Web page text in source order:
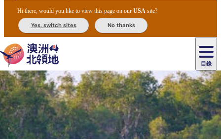
Hi there, would you like to view this page on ourUSA site?
Yes, switch sites No thanks
目錄
主
目
錄
達
爾
文
愛
麗
斯
泉
烏
魯
魯
卡
卡
杜
國
家
公
園
李
治
菲
特
國
家
園
瓦
塔
卡
國
家
公
提
東
阿
馬
塔
尼
特
米
魯
卡
魯
卡
魯
魔
茨
奧
里
查
住
民
文
化
體
驗
美
食
攻
略
節
慶
與
活
動
戶
外
和
探
險
自
然
和
野
生
動
物
歷
史
與
文
豪
露
營
住
宿
導
覽
團
租
車
和
交
通
工
具